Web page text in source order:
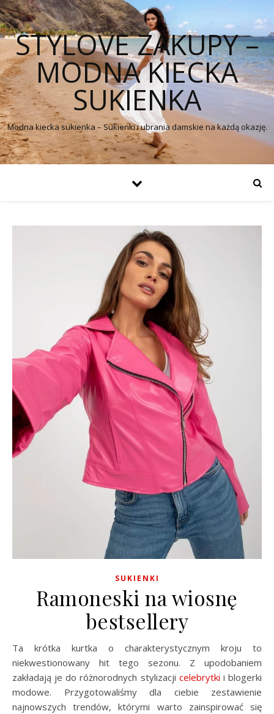
STYLOVE ZAKUPY –
MODNA KIECKA
SUKIENKA
Modna kiecka sukienka – Sukienki i ubrania damskie na każdą okazję.
SUKIENKI
Ramoneski na wiosnę
bestsellery
Ta krótka kurtka o charakterystycznym kroju to
niekwestionowany hit tego sezonu. Z upodobaniem
zakładają je do różnorodnych stylizacji celebrytki i blogerki
modowe. Przygotowaliśmy dla ciebie zestawienie
najnowszych trendów, którymi warto zainspirować się